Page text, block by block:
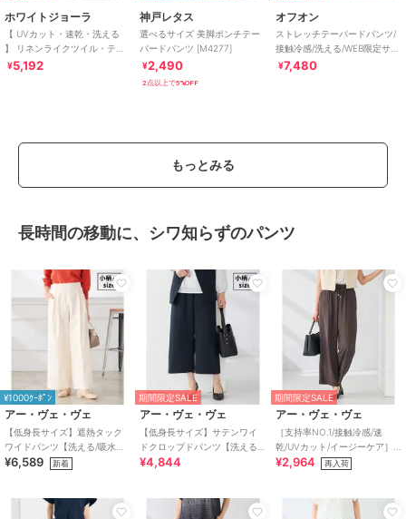
ホワイトジョーラ
【 UVカット・速乾・洗える
】 リネンライクツイル・テー
パードパンツ
¥5,192
神戸レタス
選べるサイズ 美脚ポンチテー
パードパンツ [M4277]
¥2,490
2点以上で5%OFF
オフオン
ストレッチテーパードパンツ/
接触冷感/洗える/WEB限定サイ
ズあり
¥7,480
もっとみる
長時間の移動に、シワ知らずのパンツ
¥1000ｸｰﾎﾟﾝ
アー・ヴェ・ヴェ
【低身長サイズ】遮熱タック
ワイドパンツ【洗える/吸水速
乾/イージーケア/接触冷感】
¥6,589 新着
期間限定SALE
アー・ヴェ・ヴェ
【低身長サイズ】サテンワイ
ドクロップドパンツ【洗える/
速乾/毛玉になりにくい/イージ
¥4,844
期間限定SALE
アー・ヴェ・ヴェ
［支持率NO.1/接触冷感/速
乾/UVカット/イージーケア］
イージーワイドパンツ【WEB
¥2,964 再入荷